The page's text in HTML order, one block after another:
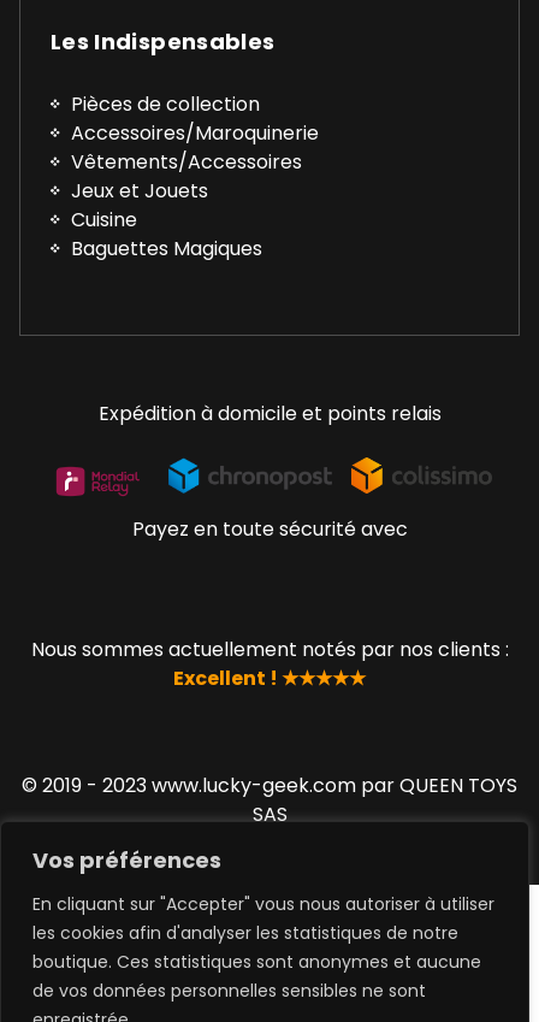
Vos préférences
En cliquant sur "Accepter" vous nous autoriser à utiliser
les cookies afin d'analyser les statistiques de notre
boutique. Ces statistiques sont anonymes et aucune
de vos données personnelles sensibles ne sont
Les Indispensables
Pièces de collection
Accessoires/Maroquinerie
Vêtements/Accessoires
Jeux et Jouets
Cuisine
Baguettes Magiques
Expédition à domicile et points relais
Payez en toute sécurité avec
Nous sommes actuellement notés par nos clients :
Excellent ! ★★★★★
© 2019 - 2023 www.lucky-geek.com par QUEEN TOYS
SAS
0